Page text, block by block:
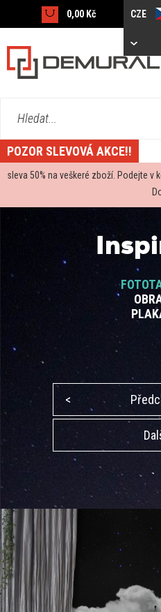
0,00 Kč CZE
Hledat...
POZOR SLEVOVÁ AKCE!!
sleva 50% na veškeré zboží. Podejte v
<